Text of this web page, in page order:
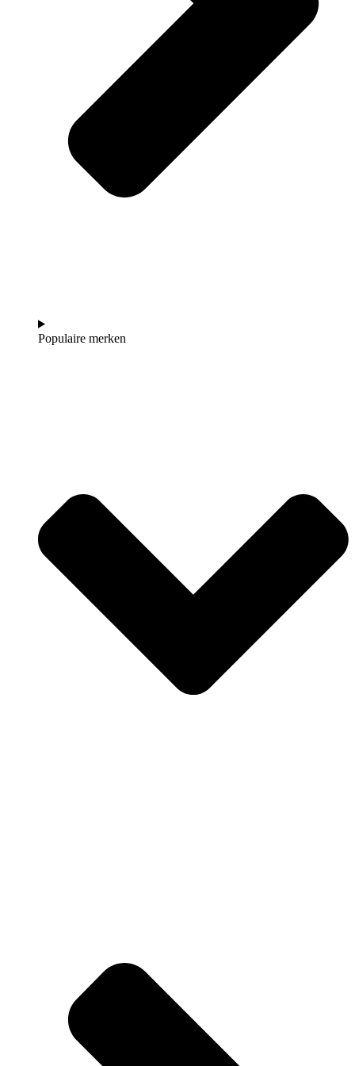
Populaire merken